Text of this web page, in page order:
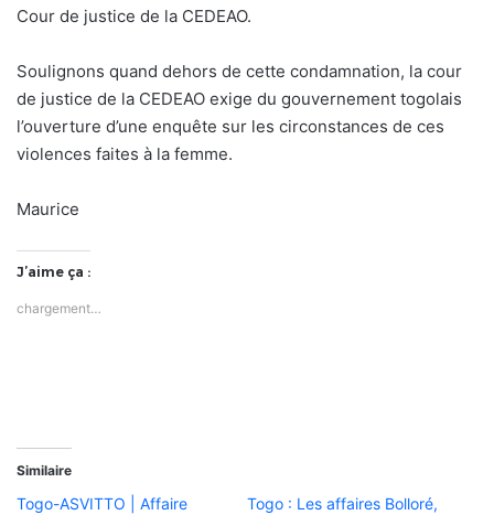
Cour de justice de la CEDEAO.
Soulignons quand dehors de cette condamnation, la cour
de justice de la CEDEAO exige du gouvernement togolais
l’ouverture d’une enquête sur les circonstances de ces
violences faites à la femme.
Maurice
J’aime ça :
chargement…
Similaire
Togo-ASVITTO | Affaire
Togo : Les affaires Bolloré,